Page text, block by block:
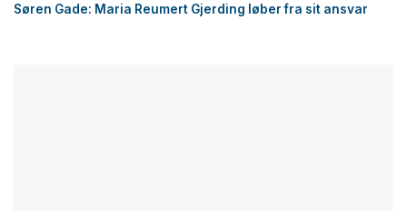
Søren Gade: Maria Reumert Gjerding løber fra sit ansvar